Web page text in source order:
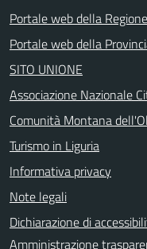
Portale web della
Portale web della
SITO UNIONE
Associazione Nazionale
Comunità Montana
Turismo in Liguria
Informativa privacy
Note legali
Dichiarazione di
Amministrazione